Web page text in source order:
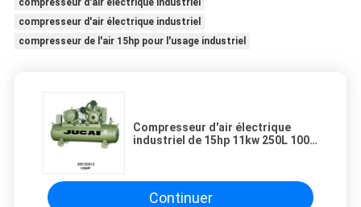
compresseur d'air électrique industriel
compresseur d'air électrique industriel
compresseur de l'air 15hp pour l'usage industriel
Compresseur d'air électrique
industriel de 15hp 11kw 250L 1000
Continuer